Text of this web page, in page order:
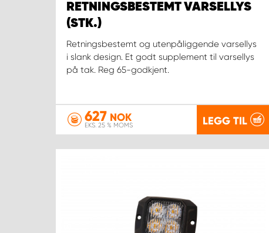
RETNINGSBESTEMT VARSELLYS
(STK.)
Retningsbestemt og utenpåliggende varsellys
i slank design. Et godt supplement til varsellys
på tak. Reg 65-godkjent.
627 NOK
EKS. 25 % MOMS LEGG TIL